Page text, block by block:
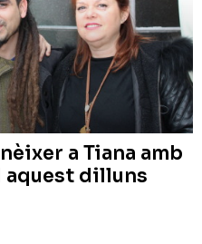
a Tiana amb
aquest dilluns